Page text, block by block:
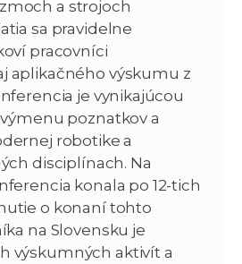
a strojoch
sa pravidelne
pracovníci
aplikačného výskumu z
je vynikajúcou
poznatkov a
robotike a
disciplínach. Na
konala po 12-tich
o konaní tohto
na Slovensku je
výskumných aktivít a